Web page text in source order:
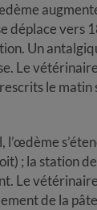
déplace vers
Un
Le
le
l’œdème
; la station
Le
de la